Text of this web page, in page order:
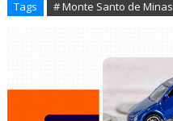
Tags # Monte Santo de Minas